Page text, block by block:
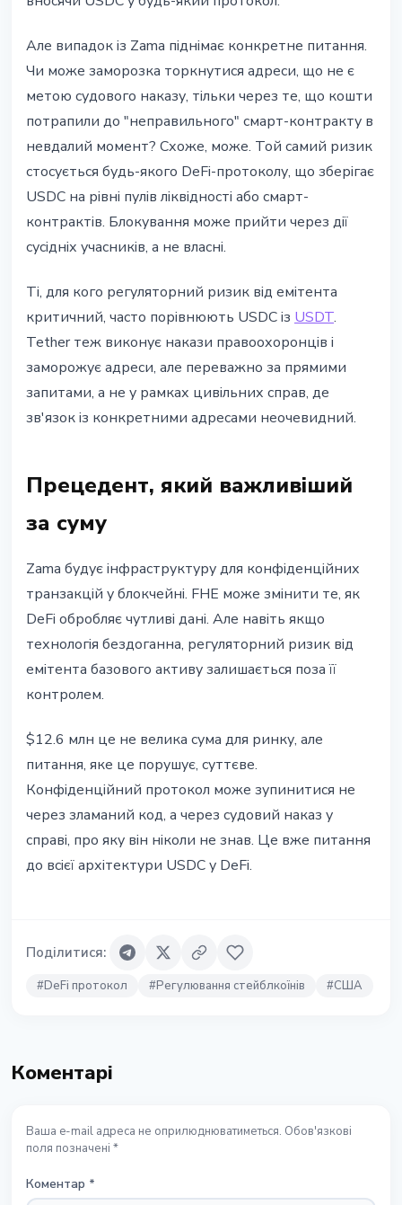
Але випадок iз Zama пiднiмає конкретне питання.
Чи може заморозка торкнутися адреси, що не є
метою судового наказу, тiльки через те, що кошти
потрапили до "неправильного" смарт-контракту в
невдалий момент? Схоже, може. Той самий ризик
стосується будь-якого DeFi-протоколу, що зберiгає
USDC на рiвнi пулiв лiквiдностi або смарт-
контрактiв. Блокування може прийти через дiї
сусiднiх учасникiв, а не власнi.
Тi, для кого регуляторний ризик вiд емiтента
критичний, часто порiвнюють USDC iз USDT.
Tether теж виконує накази правоохоронцiв i
заморожує адреси, але переважно за прямими
запитами, а не у рамках цивiльних справ, де
зв'язок iз конкретними адресами неочевидний.
Прецедент, який важливiший
за суму
Zama будує iнфраструктуру для конфiденцiйних
транзакцiй у блокчейнi. FHE може змiнити те, як
DeFi обробляє чутливi данi. Але навiть якщо
технологiя бездоганна, регуляторний ризик вiд
емiтента базового активу залишається поза її
контролем.
$12.6 млн це не велика сума для ринку, але
питання, яке це порушує, суттєве.
Конфiденцiйний протокол може зупинитися не
через зламаний код, а через судовий наказ у
справi, про яку вiн нiколи не знав. Це вже питання
до всiєї архiтектури USDC у DeFi.
Поділитися:
#DeFi протокол #Регулювання стейблкоїнів #США
Коментарі
Ваша e-mail адреса не оприлюднюватиметься. Обов'язкові
поля позначені *
Коментар *